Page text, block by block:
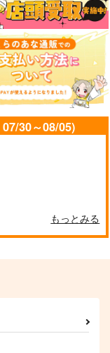
30～08/05)
もっとみる